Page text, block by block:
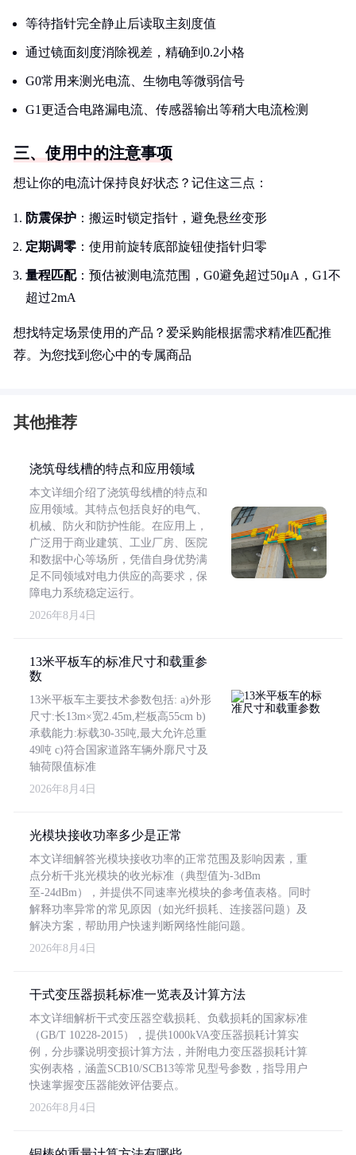
等待指针完全静止后读取主刻度值
通过镜面刻度消除视差，精确到0.2小格
G0常用来测光电流、生物电等微弱信号
G1更适合电路漏电流、传感器输出等稍大电流检测
三、使用中的注意事项
想让你的电流计保持良好状态？记住这三点：
防震保护 ：搬运时锁定指针，避免悬丝变形
定期调零 ：使用前旋转底部旋钮使指针归零
量程匹配：预估被测电流范围，G0避免超过50μA，G1不
超过2mA
想找特定场景使用的产品？爱采购能根据需求精准匹配推
荐。为您找到您心中的专属商品
其他推荐
浇筑母线槽的特点和应用领域
本文详细介绍了浇筑母线槽的特点和
应用领域。其特点包括良好的电气、
机械、防火和防护性能。在应用上，
广泛用于商业建筑、工业厂房、医院
和数据中心等场所，凭借自身优势满
足不同领域对电力供应的高要求，保
障电力系统稳定运行。
2026年8月4日
13米平板车的标准尺寸和载重参
数
13米平板车主要技术参数包括: a)外形
尺寸:长13m×宽2.45m,栏板高55cm b)
承载能力:标载30-35吨,最大允许总重
49吨 c)符合国家道路车辆外廓尺寸及
轴荷限值标准
2026年8月4日
光模块接收功率多少是正常
本文详细解答光模块接收功率的正常范围及影响因素，重
点分析千兆光模块的收光标准（典型值为-3dBm
至-24dBm），并提供不同速率光模块的参考值表格。同时
解释功率异常的常见原因（如光纤损耗、连接器问题）及
解决方案，帮助用户快速判断网络性能问题。
2026年8月4日
干式变压器损耗标准一览表及计算方法
本文详细解析干式变压器空载损耗、负载损耗的国家标准
（GB/T 10228-2015），提供1000kVA变压器损耗计算实
例，分步骤说明变损计算方法，并附电力变压器损耗计算
实例表格，涵盖SCB10/SCB13等常见型号参数，指导用户
快速掌握变压器能效评估要点。
2026年8月4日